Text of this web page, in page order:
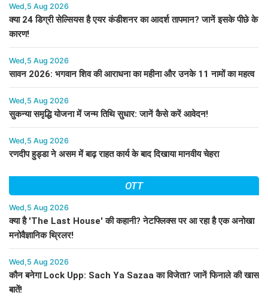
Wed,5 Aug 2026
क्या 24 डिग्री सेल्सियस है एयर कंडीशनर का आदर्श तापमान? जानें इसके पीछे के
कारण!
Wed,5 Aug 2026
सावन 2026: भगवान शिव की आराधना का महीना और उनके 11 नामों का महत्व
Wed,5 Aug 2026
सुकन्या समृद्धि योजना में जन्म तिथि सुधार: जानें कैसे करें आवेदन!
Wed,5 Aug 2026
रणदीप हुड्डा ने असम में बाढ़ राहत कार्य के बाद दिखाया मानवीय चेहरा
OTT
Wed,5 Aug 2026
क्या है 'The Last House' की कहानी? नेटफ्लिक्स पर आ रहा है एक अनोखा
मनोवैज्ञानिक थ्रिलर!
Wed,5 Aug 2026
कौन बनेगा Lock Upp: Sach Ya Sazaa का विजेता? जानें फिनाले की खास
बातें!